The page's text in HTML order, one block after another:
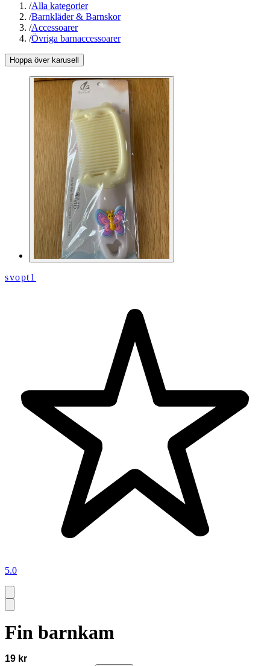
/Alla kategorier
/Barnkläder & Barnskor
/Accessoarer
/Övriga barnaccessoarer
Hoppa över karusell
svopt1
5.0
Fin barnkam
19 kr